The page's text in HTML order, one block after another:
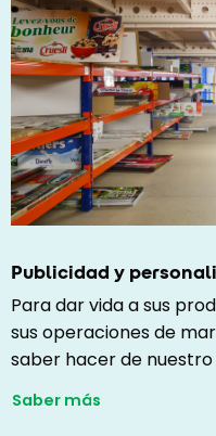
Publicidad y
Para dar vida a sus
sus operaciones de
saber hacer de
Saber más